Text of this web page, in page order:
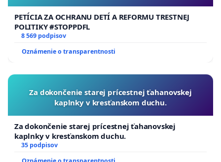
PETÍCIA ZA OCHRANU DETÍ A REFORMU TRESTNEJ
POLITIKY #STOPPDFL
8 569 podpisov
Oznámenie o transparentnosti
Za dokončenie starej prícestnej ťahanovskej
kaplnky v kresťanskom duchu.
Za dokončenie starej prícestnej ťahanovskej
kaplnky v kresťanskom duchu.
35 podpisov